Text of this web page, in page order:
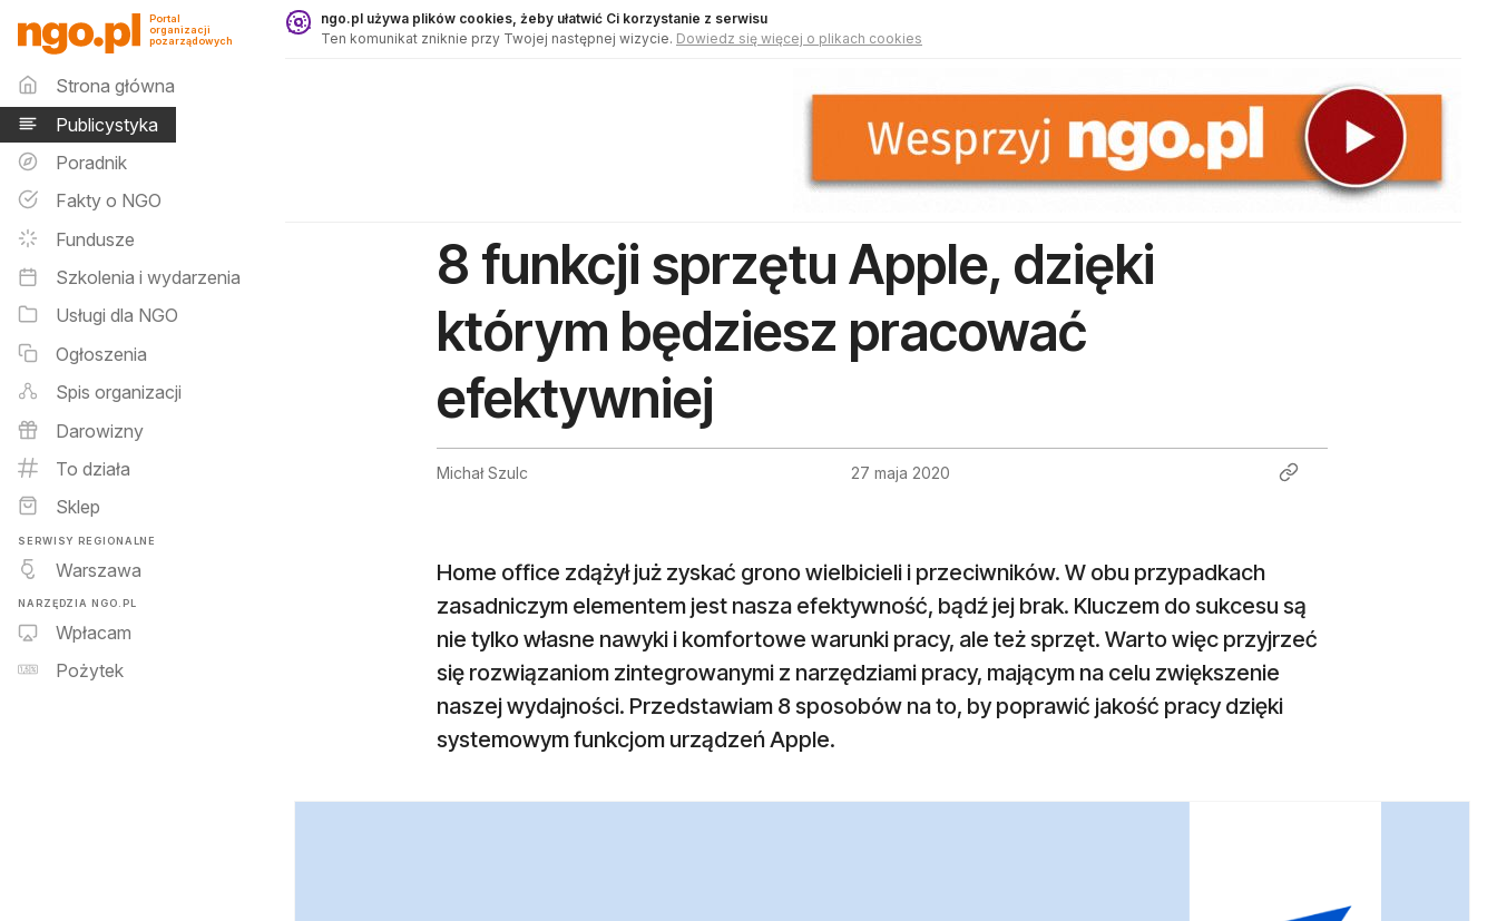
Publicystyka - ngo.pl
Portal
organizacji
pozarządowych
Menu główne
Strona główna
Publicystyka
Poradnik
Fakty o NGO
Fundusze
Szkolenia i wydarzenia
Usługi dla NGO
Ogłoszenia
Spis organizacji
Darowizny
To działa
Sklep
SERWISY REGIONALNE
Warszawa
NARZĘDZIA NGO.PL
Wpłacam
Pożytek
ngo.pl używa plików cookies, żeby ułatwić Ci korzystanie z serwisu
Ten komunikat zniknie przy Twojej następnej wizycie. Dowiedz się więcej o plikach cookies
8 funkcji sprzętu Apple, dzięki
którym będziesz pracować
efektywniej
Michał Szulc 27 maja 2020
Home office zdążył już zyskać grono wielbicieli i przeciwników. W obu przypadkach
zasadniczym elementem jest nasza efektywność, bądź jej brak. Kluczem do sukcesu są
nie tylko własne nawyki i komfortowe warunki pracy, ale też sprzęt. Warto więc przyjrzeć
się rozwiązaniom zintegrowanymi z narzędziami pracy, mającym na celu zwiększenie
naszej wydajności. Przedstawiam 8 sposobów na to, by poprawić jakość pracy dzięki
systemowym funkcjom urządzeń Apple.